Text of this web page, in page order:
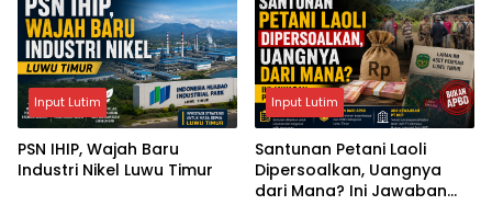
Input Lutim
PSN IHIP, Wajah Baru
Industri Nikel Luwu Timur
Input Lutim
Santunan Petani Laoli
Dipersoalkan, Uangnya
dari Mana? Ini Jawaban